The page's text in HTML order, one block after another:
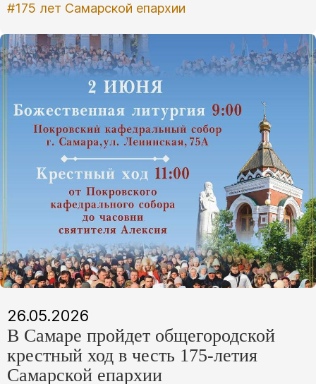
#175 лет Самарской епархии
26.05.2026
В Самаре пройдет общегородской
крестный ход в честь 175-летия
Самарской епархии